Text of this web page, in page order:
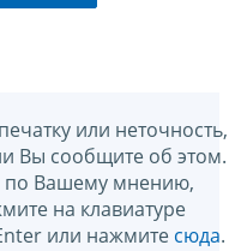
или неточность,
Вы сообщите об этом.
по Вашему мнению,
на клавиатуре
или нажмите сюда.